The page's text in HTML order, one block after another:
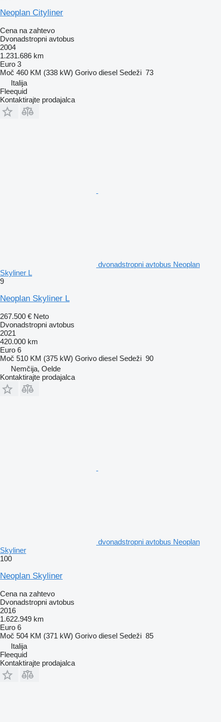
Neoplan Cityliner
Cena na zahtevo
Dvonadstropni avtobus
2004
1.231.686 km
Euro 3
Moč 460 KM (338 kW) Gorivo diesel Sedeži 73
Italija
Fleequid
Kontaktirajte prodajalca
dvonadstropni avtobus Neoplan
Skyliner L
9
Neoplan Skyliner L
267.500 € Neto
Dvonadstropni avtobus
2021
420.000 km
Euro 6
Moč 510 KM (375 kW) Gorivo diesel Sedeži 90
Nemčija, Oelde
Kontaktirajte prodajalca
dvonadstropni avtobus Neoplan
Skyliner
100
Neoplan Skyliner
Cena na zahtevo
Dvonadstropni avtobus
2016
1.622.949 km
Euro 6
Moč 504 KM (371 kW) Gorivo diesel Sedeži 85
Italija
Fleequid
Kontaktirajte prodajalca